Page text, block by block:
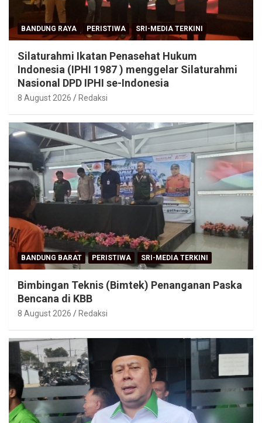
BANDUNG RAYA PERISTIWA SRI-MEDIA TERKINI
Silaturahmi Ikatan Penasehat Hukum
Indonesia (IPHI 1987 ) menggelar Silaturahmi
Nasional DPD IPHI se-Indonesia
8 August 2026 Redaksi
BANDUNG BARAT PERISTIWA SRI-MEDIA TERKINI
Bimbingan Teknis (Bimtek) Penanganan Paska
Bencana di KBB
8 August 2026 Redaksi